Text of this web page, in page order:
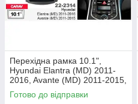
Перехідна рамка 10.1",
Hyundai Elantra (MD) 2011-
2016, Avante (MD) 2011-2015,
Carav 22-2314
Готово до відправки